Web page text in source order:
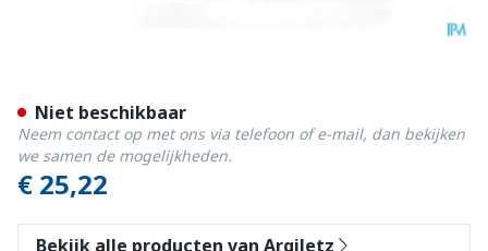
€ 25,22
Niet beschikbaar
Neem contact op met ons via telefoon of e-mail, dan bekijken
we samen de mogelijkheden.
Bekijk alle producten van Argiletz